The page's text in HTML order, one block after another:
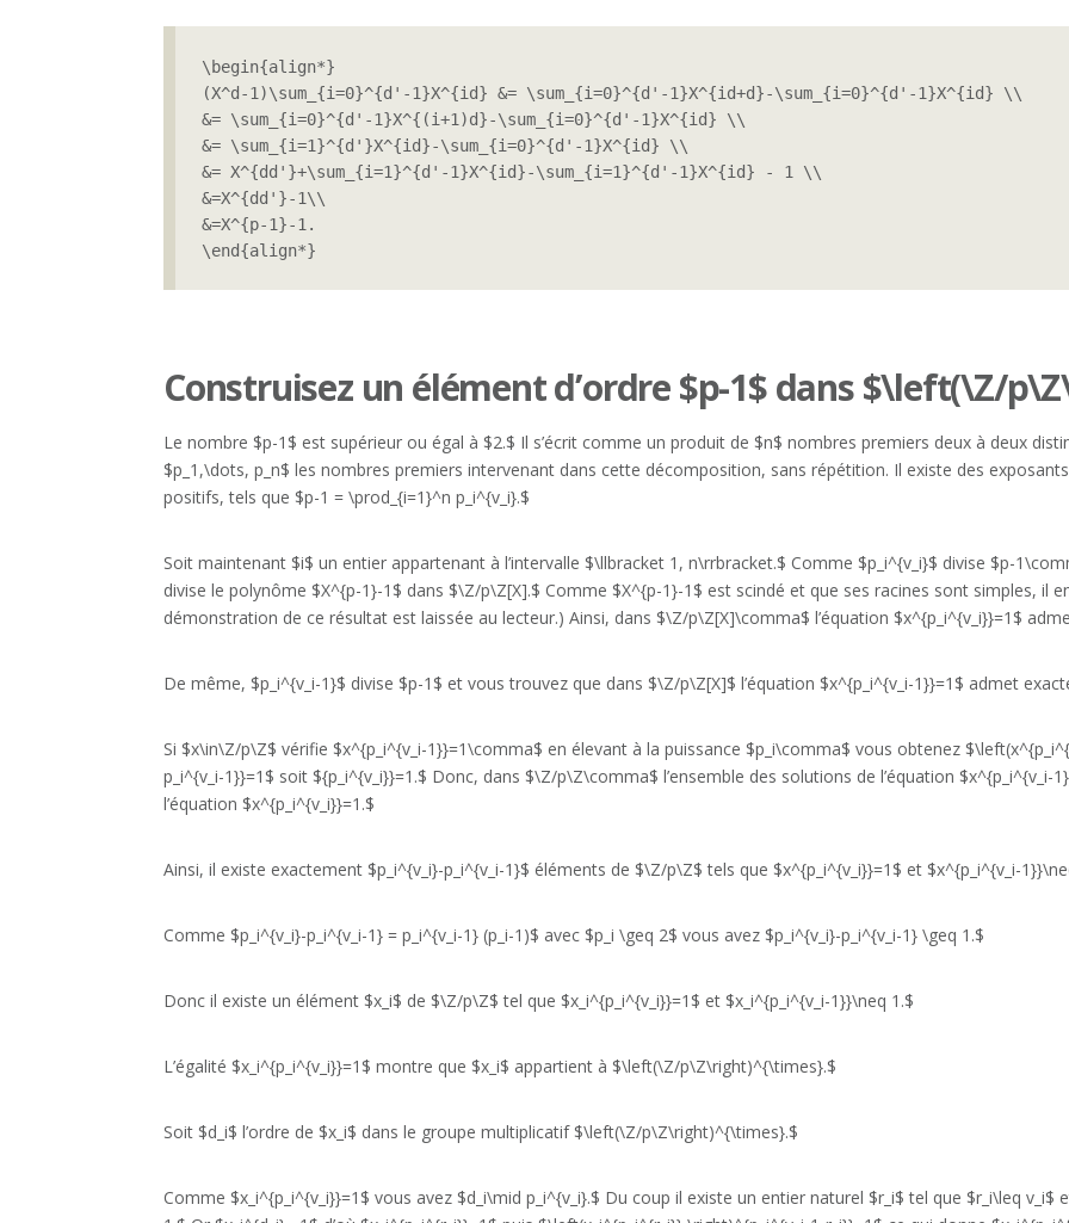
\begin{align*}
(X^d-1)\sum_{i=0}^{d'-1}X^{id} &= \sum_{i=0}^{d'-1}X^{id+d}-\sum_{i=0}^{d'-1}X^{id} \\
&= \sum_{i=0}^{d'-1}X^{(i+1)d}-\sum_{i=0}^{d'-1}X^{id} \\
&= \sum_{i=1}^{d'}X^{id}-\sum_{i=0}^{d'-1}X^{id} \\
&= X^{dd'}+\sum_{i=1}^{d'-1}X^{id}-\sum_{i=1}^{d'-1}X^{id} - 1 \\
&=X^{dd'}-1\\
&=X^{p-1}-1.
\end{align*}
Construisez un élément d’ordre $p-1$ dans $\left(\Z/
Le nombre $p-1$ est supérieur ou égal à $2.$ Il s’écrit comme un produit de $n$ nombres premiers deux à deux
$p_1,\dots, p_n$ les nombres premiers intervenant dans cette décomposition, sans répétition. Il existe des
positifs, tels que $p-1 = \prod_{i=1}^n p_i^{v_i}.$
Soit maintenant $i$ un entier appartenant à l’intervalle $\llbracket 1, n\rrbracket.$ Comme $p_i^{v_i}$ divise $p-
divise le polynôme $X^{p-1}-1$ dans $\Z/p\Z[X].$ Comme $X^{p-1}-1$ est scindé et que ses racines sont simples, il
démonstration de ce résultat est laissée au lecteur.) Ainsi, dans $\Z/p\Z[X]\comma$ l’équation $x^{p_i^{v_i}}=1$
De même, $p_i^{v_i-1}$ divise $p-1$ et vous trouvez que dans $\Z/p\Z[X]$ l’équation $x^{p_i^{v_i-1}}=1$ admet
Si $x\in\Z/p\Z$ vérifie $x^{p_i^{v_i-1}}=1\comma$ en élevant à la puissance $p_i\comma$ vous obtenez
p_i^{v_i-1}}=1$ soit ${p_i^{v_i}}=1.$ Donc, dans $\Z/p\Z\comma$ l’ensemble des solutions de l’équation $x^{p_i^{v_i-
l’équation $x^{p_i^{v_i}}=1.$
Ainsi, il existe exactement $p_i^{v_i}-p_i^{v_i-1}$ éléments de $\Z/p\Z$ tels que $x^{p_i^{v_i}}=1$ et $x^{p_i^{v_i-
Comme $p_i^{v_i}-p_i^{v_i-1} = p_i^{v_i-1} (p_i-1)$ avec $p_i \geq 2$ vous avez $p_i^{v_i}-p_i^{v_i-1} \geq 1.$
Donc il existe un élément $x_i$ de $\Z/p\Z$ tel que $x_i^{p_i^{v_i}}=1$ et $x_i^{p_i^{v_i-1}}\neq 1.$
L’égalité $x_i^{p_i^{v_i}}=1$ montre que $x_i$ appartient à $\left(\Z/p\Z\right)^{\times}.$
Soit $d_i$ l’ordre de $x_i$ dans le groupe multiplicatif $\left(\Z/p\Z\right)^{\times}.$
Comme $x_i^{p_i^{v_i}}=1$ vous avez $d_i\mid p_i^{v_i}.$ Du coup il existe un entier naturel $r_i$ tel que $r_i\leq v_i$